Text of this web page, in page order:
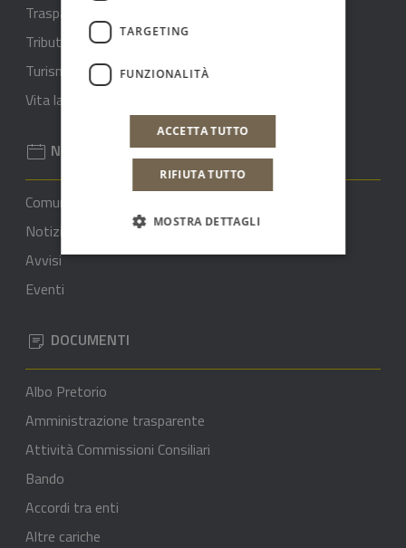
Trasparenza rifiuti - ARERA
Tributi e finanze
Turismo
Vita lavorativa
NOVITÀ
Comunicati stampa
Notizie
Avvisi
Eventi
DOCUMENTI
Albo Pretorio
Amministrazione trasparente
Attività Commissioni Consiliari
Bando
Accordi tra enti
Altre cariche
TARGETING
FUNZIONALITÀ
ACCETTA TUTTO
RIFIUTA TUTTO
MOSTRA DETTAGLI